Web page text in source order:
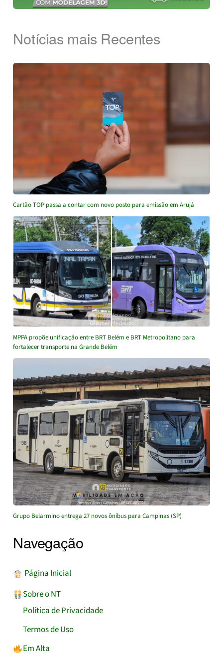
Notícias mais Recentes
Cartão TOP passa a contar com novo posto para emissão em Arujá
MPPA propõe unificação entre BRT Belém e BRT Metropolitano para
fortalecer transporte na Grande Belém
Grupo Belarmino entrega 27 novos ônibus para Campinas (SP)
Navegação
︎ Página Inicial
Sobre o NT
Política de Privacidade
Termos de Uso
Em Alta